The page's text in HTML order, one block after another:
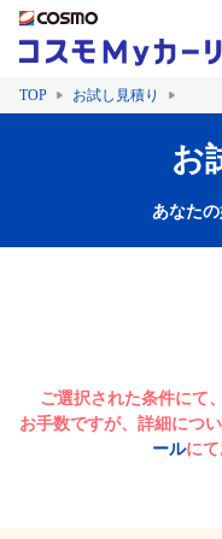
TOP お試し見積り
お
あなた
ご選択された条件にて
お手数ですが、詳細につ
ールにて